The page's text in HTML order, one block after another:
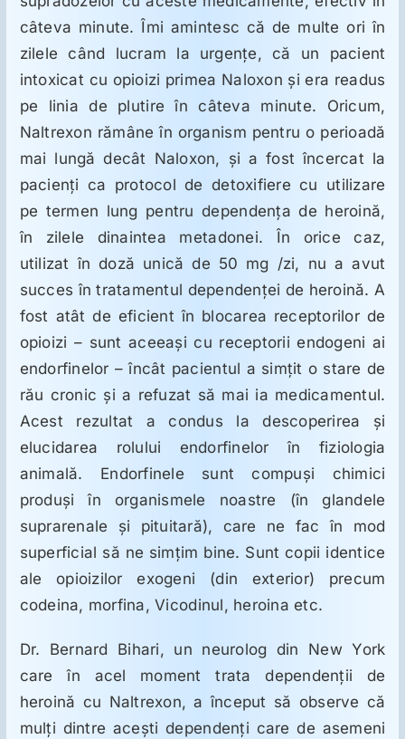
câteva minute. Îmi amintesc că de multe ori în
zilele când lucram la urgenţe, că un pacient
intoxicat cu opioizi primea Naloxon şi era readus
pe linia de plutire în câteva minute. Oricum,
Naltrexon rămâne în organism pentru o perioadă
mai lungă decât Naloxon, şi a fost încercat la
pacienţi ca protocol de detoxifiere cu utilizare
pe termen lung pentru dependenţa de heroină,
în zilele dinaintea metadonei. În orice caz,
utilizat în doză unică de 50 mg /zi, nu a avut
succes în tratamentul dependenţei de heroină. A
fost atât de eficient în blocarea receptorilor de
opioizi – sunt aceeaşi cu receptorii endogeni ai
endorfinelor – încât pacientul a simţit o stare de
rău cronic şi a refuzat să mai ia medicamentul.
Acest rezultat a condus la descoperirea şi
elucidarea rolului endorfinelor în fiziologia
animală. Endorfinele sunt compuşi chimici
produşi în organismele noastre (în glandele
suprarenale şi pituitară), care ne fac în mod
superficial să ne simţim bine. Sunt copii identice
ale opioizilor exogeni (din exterior) precum
codeina, morfina, Vicodinul, heroina etc.
Dr. Bernard Bihari, un neurolog din New York
care în acel moment trata dependenţii de
heroină cu Naltrexon, a început să observe că
mulţi dintre aceşti dependenţi care de asemeni